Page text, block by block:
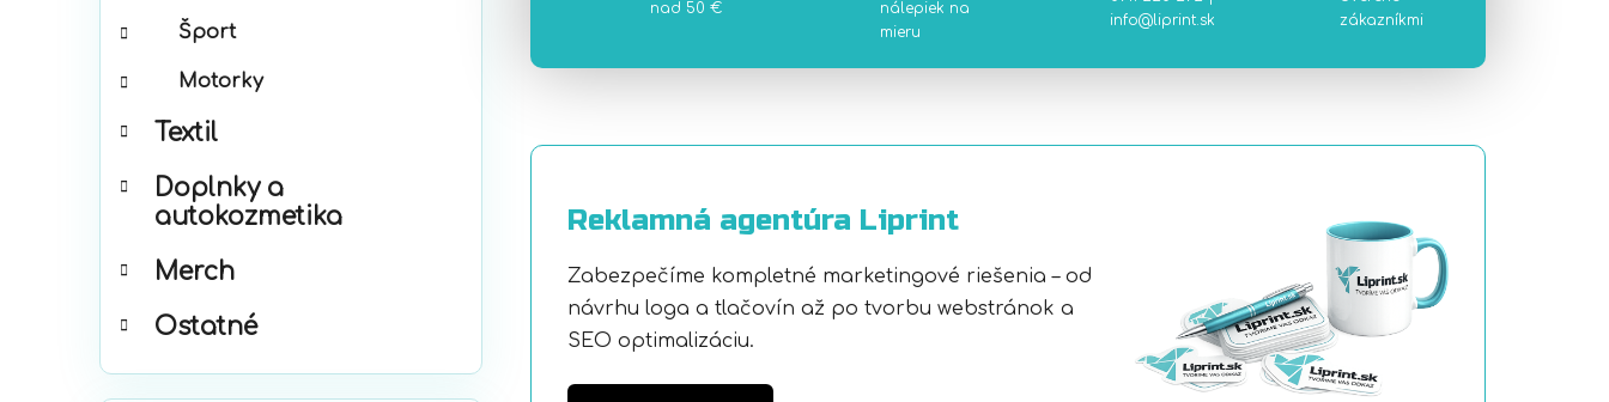
Šport
Motorky
Textil
Doplnky a
autokozmetika
Merch
Ostatné
nad 50 €
nálepiek na
mieru
info@liprint.sk
zákazníkmi
Reklamná agentúra Liprint
Zabezpečíme kompletné marketingové riešenia – od
návrhu loga a tlačovín až po tvorbu webstránok a
SEO optimalizáciu.